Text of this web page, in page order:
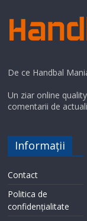
De ce Handbal
Un ziar online
comentarii de
Informații
Contact
Politica de
confidențialitate